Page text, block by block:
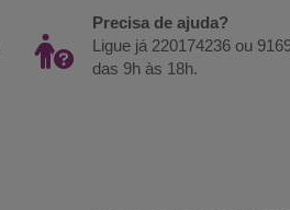
Precisa de ajuda?
Ligue já 220174236 ou
das 9h às 18h.